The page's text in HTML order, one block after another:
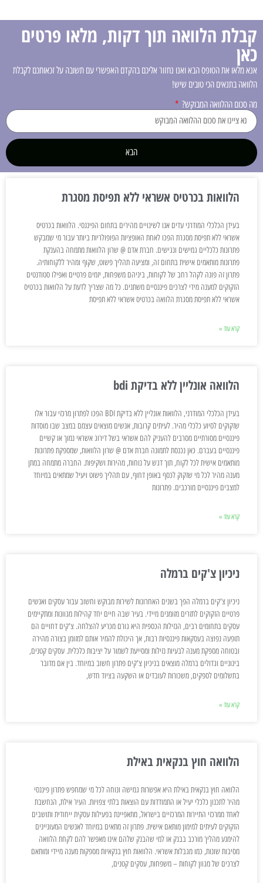
קבלת הלוואה תוך דקות, מלאו פרטים
כאן
אנא מלאו את הטופס הבא ואנו נחזור אליכם בהקדם האפשרי עם תשובה על זכאותכם לקבלת
הלוואה בתנאים הכי טובים שיש!
מה סכום ההלוואה המבוקש?
הבא
הלוואות בכרטיס אשראי ללא תפיסת מסגרת
בעידן הכלכלי המודרני עדים אנו לשינויים מהירים בתחום הפיננסי. הלוואות בכרטיס
אשראי ללא תפיסת מסגרת הפכו לאחת האופציות הפופולריות ביותר עבור מי שמבקש
פתרונות כלכליים גמישים ונגישים. חברת אדם @ שרון הלוואות מתמחה בהענקת
פתרונות מותאמים אישית בתחום זה, ומציעה תהליך פשוט, שקוף ומהיר ללקוחותיה.
פתרון זה פונה לקהל רחב של לקוחות, ביניהם משפחות, יזמים פרטיים ואפילו סטודנטים
הזקוקים למענה מידי לצרכים פיננסיים משתנים. כל מה שצריך לדעת על הלוואות בכרטיס
אשראי ללא תפיסת מסגרת הלוואה בכרטיס אשראי ללא תפיסת
קרא עוד »
הלוואה אונליין ללא בדיקת bdi
בעידן הכלכלי המודרני, הלוואות אונליין ללא בדיקת BDI הפכו לפתרון מרכזי עבור אלו
שזקוקים לסיוע כלכלי מהיר. לעיתים קרובות, אנשים מוצאים עצמם במצב שבו מוסדות
פיננסיים מסורתיים מסרבים להעניק להם אשראי בשל דירוג אשראי נמוך או קשיים
פיננסיים בעברם. כאן נכנסת לתמונה חברת אדם @ שרון הלוואות, שמספקת פתרונות
מותאמים אישית לכל לקוח, תוך דגש על נוחות, מהירות ושקיפות. החברה מתמחה במתן
מענה מהיר לכל מי שזקוק לכסף באופן דחוף, עם תהליך פשוט ויעיל שמתאים במיוחד
למצבים פיננסיים מורכבים. פתרונות
קרא עוד »
ניכיון צ'קים ברמלה
ניכיון צ'קים ברמלה הפך בשנים האחרונות לשירות מבוקש וחשוב עבור עסקים ואנשים
פרטיים הזקוקים לתזרים מזומנים מיידי. בעיר שבה חיים יחד קהילות מגוונות ומתקיימים
עסקים בתחומים רבים, הנזילות הכספית היא גורם מכריע להצלחה. צ'קים דחויים הם
תופעה נפוצה בעסקאות פיננסיות רבות, אך היכולת להמיר אותם למזומן בצורה מהירה
ובטוחה מספקת מענה לבעיות נזילות ומסייעת לשמור על יציבות כלכלית. עסקים קטנים,
בינוניים וגדולים ברמלה מוצאים בניכיון צ'קים פתרון חשוב במיוחד. בין אם מדובר
בתשלומים לספקים, משכורות לעובדים או השקעה בציוד חדש,
קרא עוד »
הלוואה חוץ בנקאית באילת
הלוואה חוץ בנקאית באילת היא אפשרות גמישה ונוחה לכל מי שמחפש פתרון פיננסי
מהיר לתכנון כלכלי יעיל או התמודדות עם הוצאות בלתי צפויות. העיר אילת, הנחשבת
לאחד ממרכזי התיירות המרכזיים בישראל, מתאפיינת בפעילות עסקית ייחודית ותושבים
הזקוקים לעיתים למימון מותאם אישית. פתרון זה מתאים במיוחד לאנשים המעוניינים
להימנע מהליך מורכב בבנק או למי שהבנק שלהם אינו מאפשר להם לקחת הלוואה
מסיבות שונות, כמו מגבלות אשראי. הלוואות חוץ בנקאיות מספקות מענה מיידי ומותאם
לצרכים של מגוון לקוחות – משפחות, עסקים קטנים,